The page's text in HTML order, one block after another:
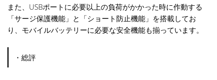
また、USBポートに必要以上の負荷がかかった時に作動する
「サージ保護機能」と「ショート防止機能」を搭載してお
り、モバイルバッテリーに必要な安全機能も揃っています。
・総評